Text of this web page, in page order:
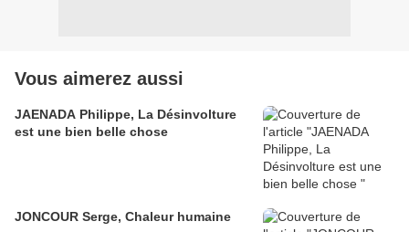
Vous aimerez aussi
JAENADA Philippe, La Désinvolture
est une bien belle chose
JONCOUR Serge, Chaleur humaine